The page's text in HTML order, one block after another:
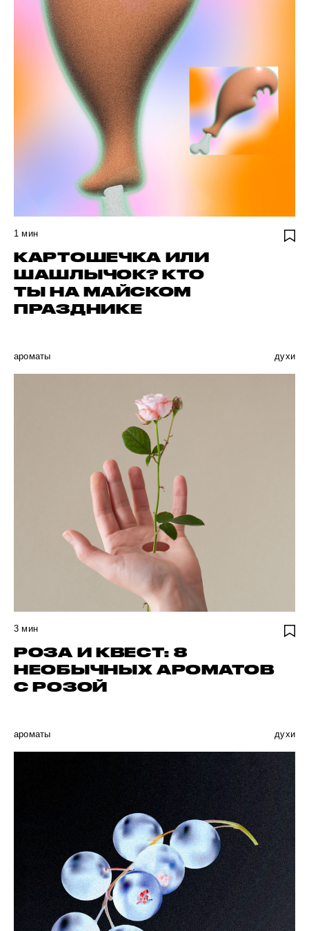
1 мин
КАРТОШЕЧКА ИЛИ
ШАШЛЫЧОК? КТО
ТЫ НА МАЙСКОМ
ПРАЗДНИКЕ
ароматы духи
3 мин
РОЗА И КВЕСТ: 8
НЕОБЫЧНЫХ АРОМАТОВ
С РОЗОЙ
ароматы духи